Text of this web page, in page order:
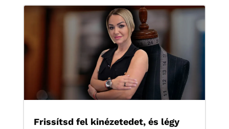
Frissítsd fel kinézetedet, és légy